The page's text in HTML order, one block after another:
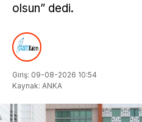
olsun” dedi.
Giriş: 09-08-2026 10:54
Kaynak: ANKA